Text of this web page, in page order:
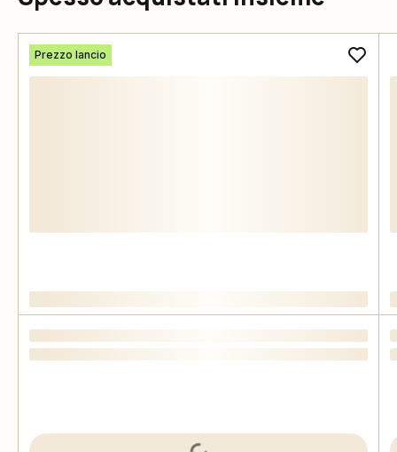
Prezzo lancio